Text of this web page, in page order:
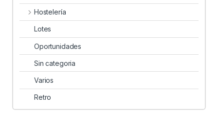
Hostelería
Lotes
Oportunidades
Sin categoria
Varios
Retro